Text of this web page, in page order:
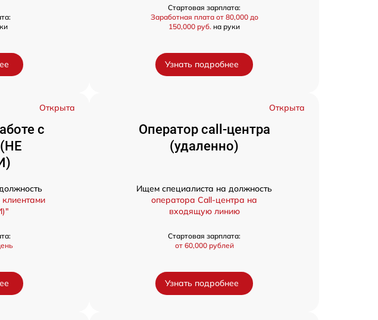
Стартовая зарплата:
Заработная плата от 80,000 до
150,000 руб. на руки
Узнать подробнее
Открыта
с
Открыта
Оператор call-центра
(удаленно)
Ищем специалиста на должность
оператора Call-центра на
входящую линию
Стартовая зарплата:
от 60,000 рублей
Узнать подробнее